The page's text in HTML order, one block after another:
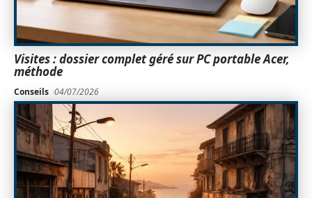
Visites : dossier complet géré sur PC portable Acer,
méthode
Conseils 04/07/2026